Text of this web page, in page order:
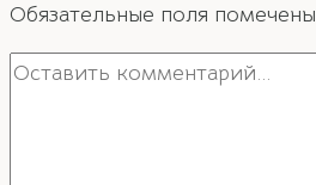
Обязательные поля помечены